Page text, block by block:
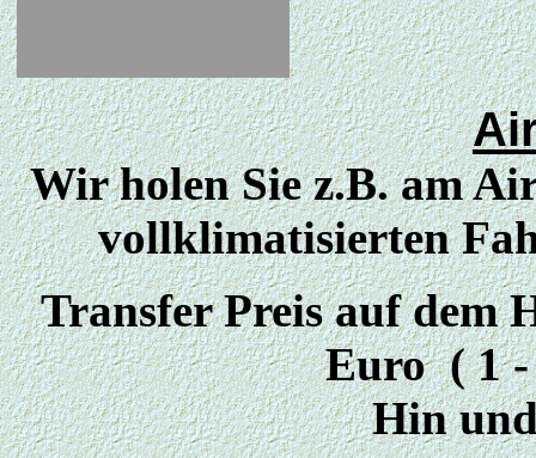
Wir holen Sie z.B. am
vollklimatisierten
Transfer Preis auf dem
Euro ( 1 -
Hin